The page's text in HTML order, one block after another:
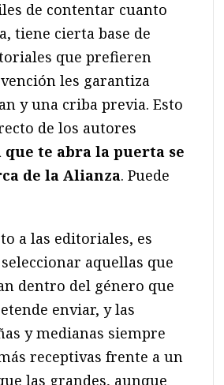
de contentar cuanto
tiene cierta base de
que prefieren
les garantiza
y una criba previa. Esto
de los autores
te abra la puerta se
de la Alianza. Puede
a las editoriales, es
aquellas que
dentro del género que
enviar, y las
y medianas siempre
receptivas frente a un
las grandes, aunque